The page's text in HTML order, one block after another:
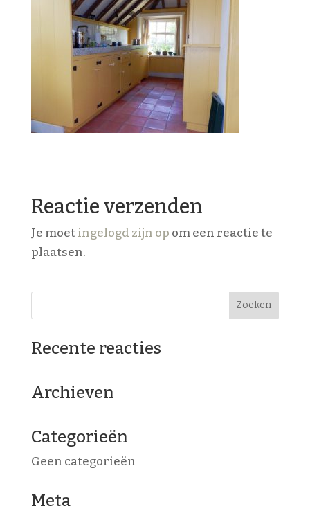
Reactie verzenden
Je moetingelogd zijn op om een reactie te
plaatsen.
Recente reacties
Archieven
Categorieën
Geen categorieën
Meta